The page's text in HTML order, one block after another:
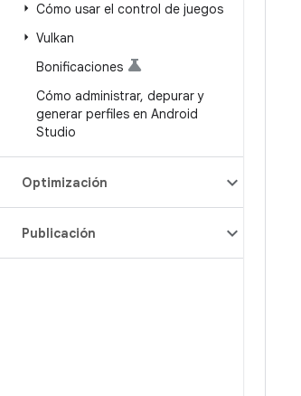
Cómo usar el control de juegos
Vulkan
Bonificaciones
Cómo administrar, depurar y
generar perfiles en Android
Studio
Optimización
Publicación